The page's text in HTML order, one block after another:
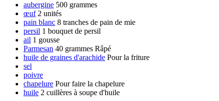
aubergine 500 grammes
œuf 2 unités
pain blanc 8 tranches de pain de mie
persil 1 bouquet de persil
ail 1 gousse
Parmesan 40 grammes Râpé
huile de graines d'arachide Pour la friture
sel
poivre
chapelure Pour faire la chapelure
huile 2 cuillères à soupe d'huile